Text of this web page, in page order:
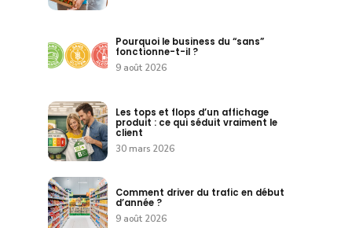
Pourquoi le business du “sans”
fonctionne-t-il ?
9 août 2026
Les tops et flops d’un affichage
produit : ce qui séduit vraiment le
client
30 mars 2026
Comment driver du trafic en début
d’année ?
9 août 2026